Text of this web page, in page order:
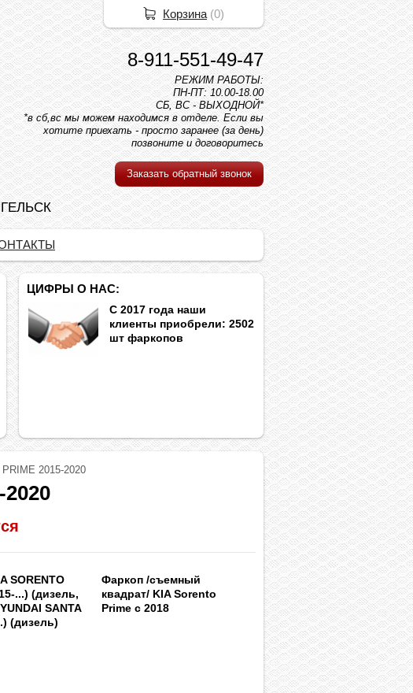
8-911-551-49-47
РЕЖИМ РАБОТЫ:
ПН-ПТ: 10.00-18.00
СБ, ВС - ВЫХОДНОЙ*
*в сб,вс мы можем находимся в отделе. Если вы
хотите приехать - просто заранее (за день)
позвоните и договоритесь
Заказать обратный звонок
ЦИФРЫ О НАС:
С 2017 года наши
клиенты приобрели: 2502
шт фаркопов
2015-2020
2020
SORENTO
...) (дизель,
SANTA
(дизель)
Фаркоп /съемный
квадрат/ KIA Sorento
Prime c 2018
Корзина (0)